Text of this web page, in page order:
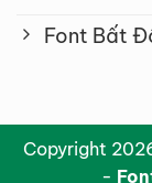
Font Bất
Copyright
-